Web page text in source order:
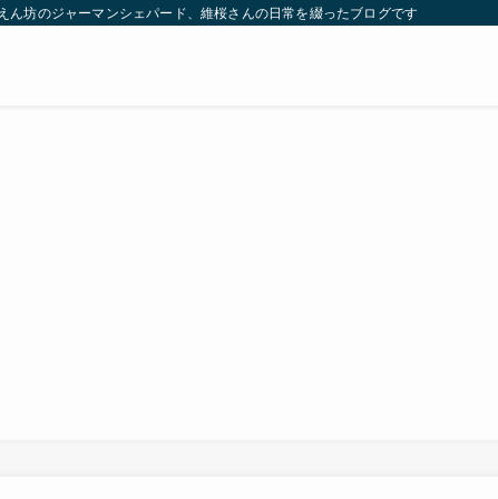
ん坊のジャーマンシェパード、維桜さんの日常を綴ったブログです